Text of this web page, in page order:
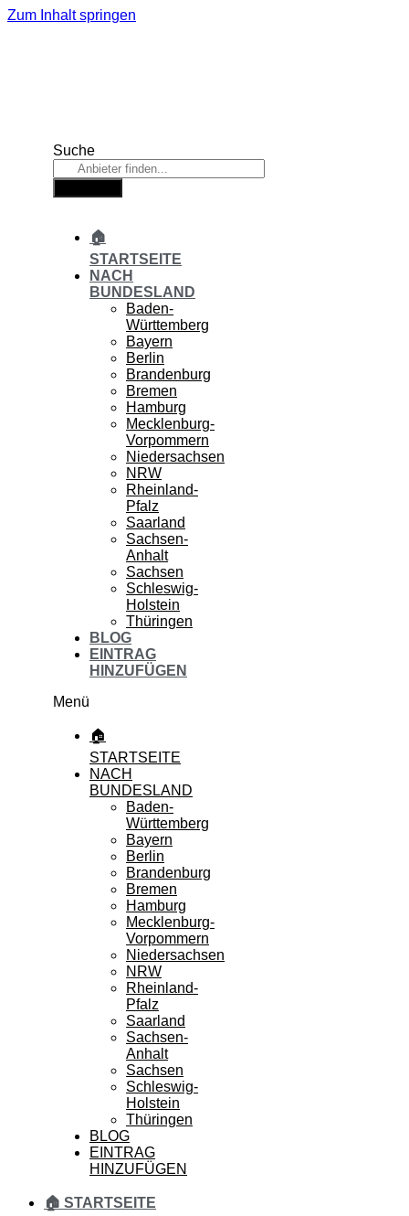
Zum Inhalt springen
Suche
🏠
STARTSEITE
NACH
BUNDESLAND
Baden-
Württemberg
Bayern
Berlin
Brandenburg
Bremen
Hamburg
Mecklenburg-
Vorpommern
Niedersachsen
NRW
Rheinland-
Pfalz
Saarland
Sachsen-
Anhalt
Sachsen
Schleswig-
Holstein
Thüringen
BLOG
EINTRAG
HINZUFÜGEN
Menü
🏠
STARTSEITE
NACH
BUNDESLAND
Baden-
Württemberg
Bayern
Berlin
Brandenburg
Bremen
Hamburg
Mecklenburg-
Vorpommern
Niedersachsen
NRW
Rheinland-
Pfalz
Saarland
Sachsen-
Anhalt
Sachsen
Schleswig-
Holstein
Thüringen
BLOG
EINTRAG
HINZUFÜGEN
🏠 STARTSEITE